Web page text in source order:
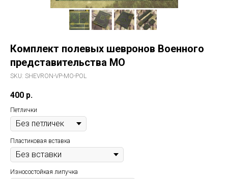
Комплект полевых шевронов Военного
представительства МО
SKU: SHEVRON-VP-MO-POL
400 р.
Петлички
Пластиковая вставка
Износостойкая липучка